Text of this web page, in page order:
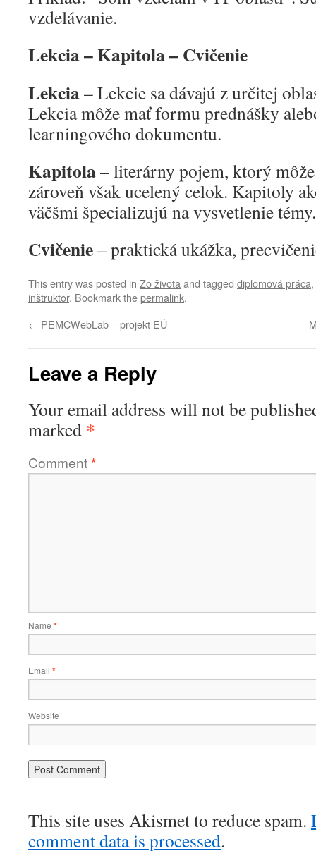
vzdelávanie.
Lekcia – Kapitola – Cvičenie
Lekcia– Lekcie sa dávajú z určitej
Lekcia môže mať formu prednášky
learningového dokumentu.
Kapitola– literárny pojem, ktorý
zároveň však ucelený celok. Kapitoly
väčšmi špecializujú na vysvetlenie témy.
Cvičenie– praktická ukážka,
This entry was posted in Zo života and tagged diplomová práca,
inštruktor. Bookmark thepermalink.
← PEMCWebLab – projekt EÚ
Leave a Reply
Your email address will not be
marked *
Comment*
Name *
Email *
Website
This site uses Akismet to reduce spam.
comment data is processed.